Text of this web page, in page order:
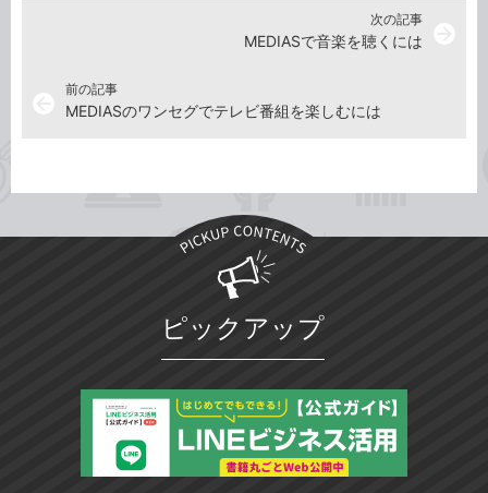
前の記事
MEDIASのワンセグでテレビ番組を楽しむには
次の記事
MEDIASで音楽を聴くには
ピックアップ